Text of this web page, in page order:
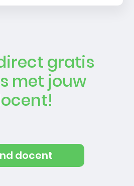
gratis
met jouw
docent